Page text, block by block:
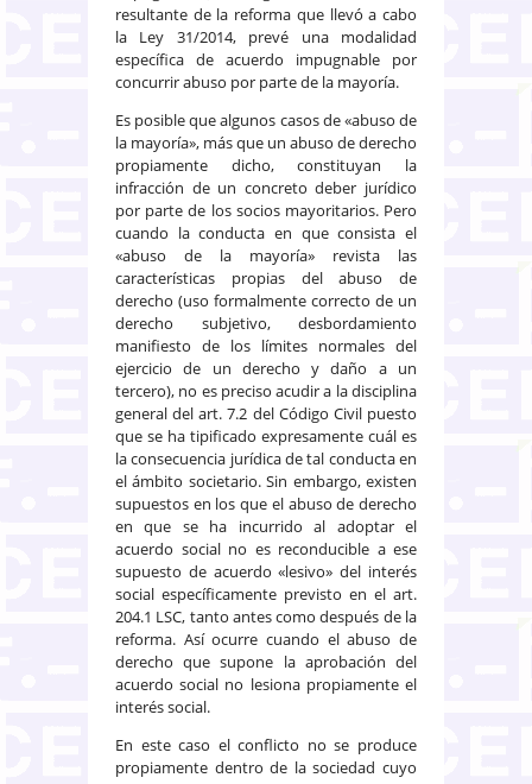
resultante de la reforma que llevó a cabo
la Ley 31/2014, prevé una modalidad
específica de acuerdo impugnable por
concurrir abuso por parte de la mayoría.
Es posible que algunos casos de «abuso de
la mayoría», más que un abuso de derecho
propiamente dicho, constituyan la
infracción de un concreto deber jurídico
por parte de los socios mayoritarios. Pero
cuando la conducta en que consista el
«abuso de la mayoría» revista las
características propias del abuso de
derecho (uso formalmente correcto de un
derecho subjetivo, desbordamiento
manifiesto de los límites normales del
ejercicio de un derecho y daño a un
tercero), no es preciso acudir a la disciplina
general del art. 7.2 del Código Civil puesto
que se ha tipificado expresamente cuál es
la consecuencia jurídica de tal conducta en
el ámbito societario. Sin embargo, existen
supuestos en los que el abuso de derecho
en que se ha incurrido al adoptar el
acuerdo social no es reconducible a ese
supuesto de acuerdo «lesivo» del interés
social específicamente previsto en el art.
204.1 LSC, tanto antes como después de la
reforma. Así ocurre cuando el abuso de
derecho que supone la aprobación del
acuerdo social no lesiona propiamente el
interés social.
En este caso el conflicto no se produce
propiamente dentro de la sociedad cuyo